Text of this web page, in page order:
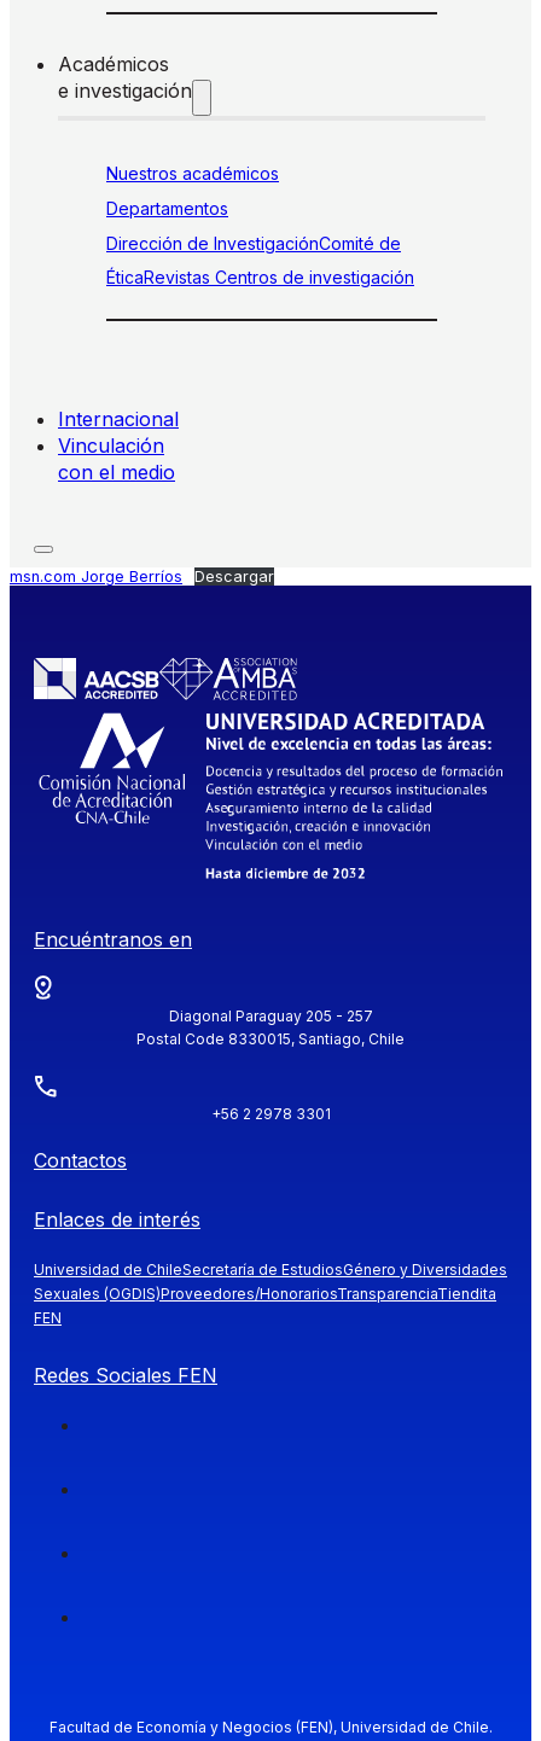
Académicos
e investigación
Nuestros académicos
Departamentos
Dirección de InvestigaciónComité de
ÉticaRevistas Centros de investigación
Internacional
Vinculación
con el medio
msn.com Jorge Berríos Descargar
Encuéntranos en
Diagonal Paraguay 205 - 257
Postal Code 8330015, Santiago, Chile
+56 2 2978 3301
Contactos
Enlaces de interés
Universidad de ChileSecretaría de EstudiosGénero y Diversidades
Sexuales (OGDIS)Proveedores/HonorariosTransparenciaTiendita
FEN
Redes Sociales FEN
Facultad de Economía y Negocios (FEN), Universidad de Chile.